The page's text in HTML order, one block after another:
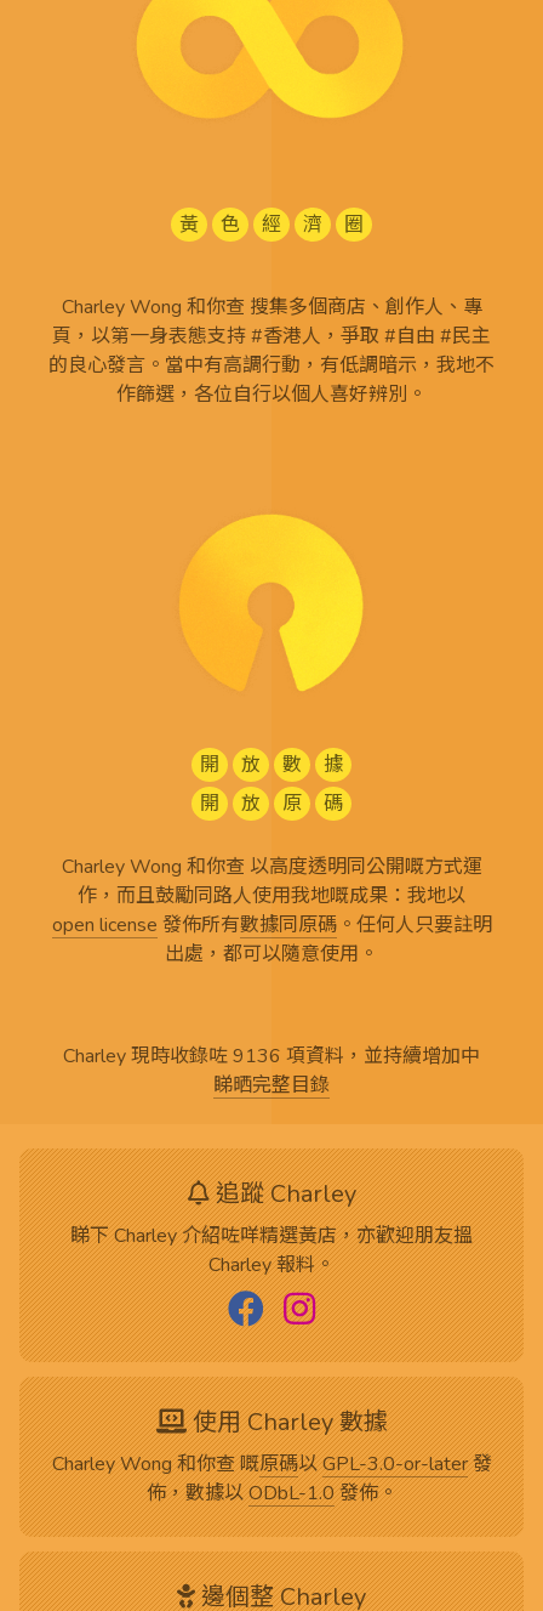
黃 色 經 濟 圈
Charley Wong 和你查 搜集多個商店、創作人、專
頁，以第一身表態支持 #香港人，爭取 #自由 #民主
的良心發言。當中有高調行動，有低調暗示，我地不
作篩選，各位自行以個人喜好辨別。
開 放 數
據
開
放 原 碼
Charley Wong 和你查 以高度透明同公開嘅方式運
作，而且鼓勵同路人使用我地嘅成果：我地以
open license 發佈所有數據同原碼。任何人只要註明
出處，都可以隨意使用。
Charley 現時收錄咗 9136 項資料，並持續增加中
睇晒完整目錄
追蹤 Charley
睇下 Charley 介紹咗咩精選黃店，亦歡迎朋友搵
Charley 報料。
使用 Charley 數據
Charley Wong 和你查 嘅原碼以GPL-3.0-or-later發
佈，數據以ODbL-1.0發佈。
邊個整 Charley